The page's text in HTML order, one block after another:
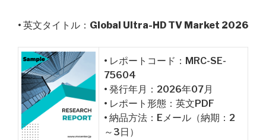
• 英文タイトル： Global Ultra-HD TV Market 2026
• レポートコード：MRC-SE-
75604
• 発行年月：2026年07月
• レポート形態：英文PDF
• 納品方法：Eメール（納期：2
～3日）